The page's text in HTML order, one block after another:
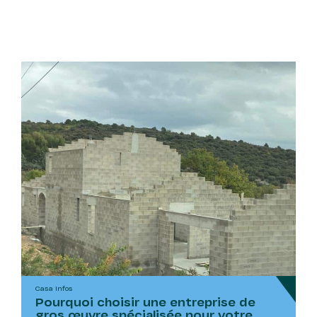
Casa Infos
Pourquoi choisir une entreprise de